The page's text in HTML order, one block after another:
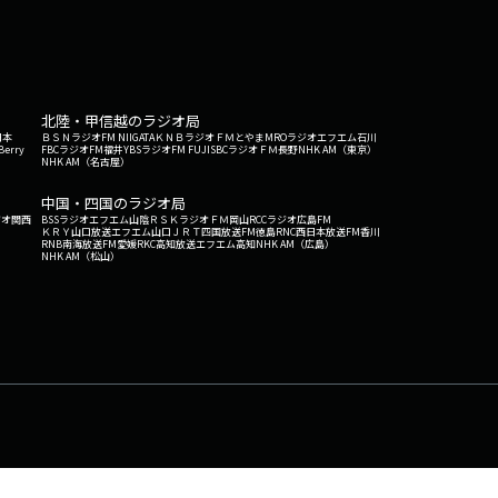
本
北陸・甲信越のラジオ局
ＢＳＮラジオFM NIIGATAＫＮＢラジオ ＦＭとやまMROラジオエフエム石川
FBCラジオFM福井YBSラジオFM FUJISBCラジオ ＦＭ長野NHK AM（東京）
NHK AM（名古屋）
関西
中国・四国のラジオ局
BSSラジオエフエム山陰ＲＳＫラジオ ＦＭ岡山RCCラジオ広島FM
ＫＲＹ山口放送エフエム山口 ＪＲＴ四国放送FM徳島RNC西日本放送FM香川
RNB南海放送FM愛媛RKC高知放送エフエム高知NHK AM（広島）
NHK AM（松山）